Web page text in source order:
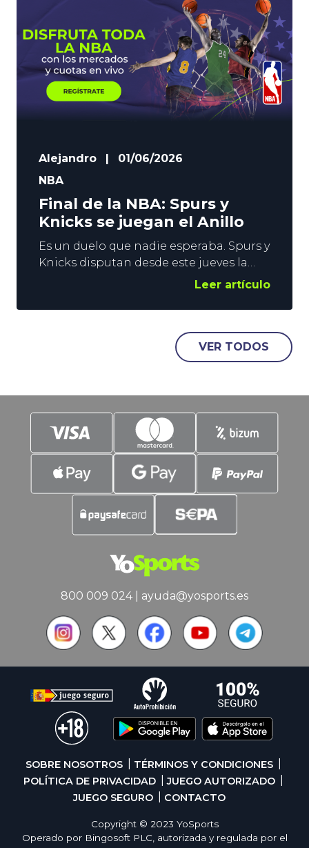
Alejandro
01/06/2026
NBA
Final de la NBA: Spurs y
Knicks se juegan el Anillo
Es un duelo que nadie esperaba. Spurs y
Knicks disputan desde este jueves la
Final de la NBA. Los neoyorquinos
años, mientras que el conjunto de San
Antonio lo hace tras doblegar en una
eliminatoria a 7 partidos, a los (casi)
invencibles Thunder. La emoción está
Leer artículo
VER TODOS
800 009 024| ayuda@yosports.es
SOBRE NOSOTROS
TÉRMINOS Y CONDICIONES
POLÍTICA DE PRIVACIDAD
JUEGO AUTORIZADO
JUEGO SEGURO
CONTACTO
Copyright © 2023 YoSports
Operado por Bingosoft PLC, autorizada y regulada por el